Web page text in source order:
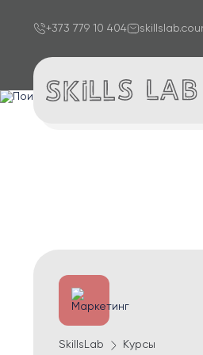
+373 779 10 404
SkillsLab Курсы